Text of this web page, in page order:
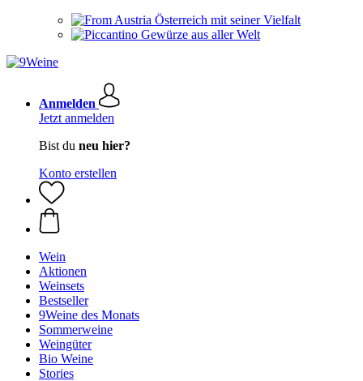
Österreich mit seiner Vielfalt
Gewürze aus aller Welt
Anmelden
Jetzt anmelden
Bist du neu hier?
Konto erstellen
Wein
Aktionen
Weinsets
Bestseller
9Weine des Monats
Sommerweine
Weingüter
Bio Weine
Stories